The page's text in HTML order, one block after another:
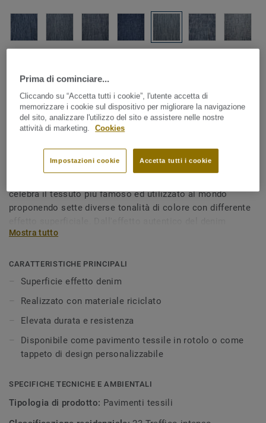
Pavimenti tessili in teli |Tappeti personalizzati
Denim - Denim Light AA41
141-131
celebra il tessuto più famoso ed utilizzato al mondo
proponendo sette diverse tonalità di colore con differente
usurato fino ad una superficie nuova e di tendenza. L'intera
nylon rigenerato realizzato con le vecchie reti da pesca
recuperate dagli oceani. Denim è disponibile come
pavimento tessile in rotolo o come tappeto di design
personalizzabile.
Mostra tutto
CARATTERISTICHE PRINCIPALI
Superficie effetto denim
Realizzato con materiale riciclato
Elevata durata e resistenza
Disponibile come pavimento tessile in rotolo o come
tappeto di design personalizzabile
SPECIFICHE TECNICHE E AMBIENTALI
Tipologia di prodotto: Pavimenti tessili
Prima di cominciare...
Cliccando su “Accetta tutti i cookie”, l'utente accetta di
memorizzare i cookie sul dispositivo per migliorare la navigazione
del sito, analizzare l'utilizzo del sito e assistere nelle nostre
attività di marketing.
Cookies
Accetta tutti i cookie
Impostazioni cookie